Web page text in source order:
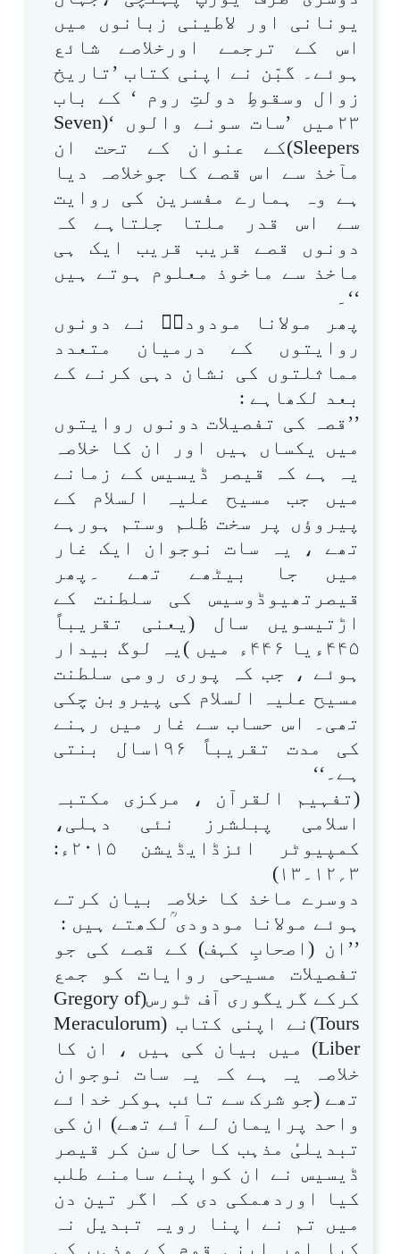
یونانی اور لاطینی زبانوں میں
اس کے ترجمے اورخلاصے شائع
ہوئے۔ گبّن نے اپنی کتاب ’تاریخ
زوال وسقوطِ دولتِ روم ‘ کے باب
۲۳میں ’سات سونے والوں ‘(Seven
Sleepers)کے عنوان کے تحت ان
مآخذ سے اس قصے کا جوخلاصہ دیا
ہے وہ ہمارے مفسرین کی روایت
سے اس قدر ملتا جلتاہے کہ
دونوں قصے قریب قریب ایک ہی
ماخذ سے ماخوذ معلوم ہوتے ہیں
‘‘۔
پھر مولانا مودودیؒ نے دونوں
روایتوں کے درمیان متعدد
مماثلتوں کی نشان دہی کرنے کے
بعد لکھاہے :
’’قصہ کی تفصیلات دونوں روایتوں
میں یکساں ہیں اور ان کا خلاصہ
یہ ہے کہ قیصر ڈیسیس کے زمانے
میں جب مسیح علیہ السلام کے
پیروؤں پر سخت ظلم وستم ہورہے
تھے ، یہ سات نوجوان ایک غار
میں جا بیٹھے تھے ۔پھر
قیصرتھیوڈوسیس کی سلطنت کے
اڑتیسویں سال (یعنی تقریباً
۴۴۵ءیا ۴۴۶ء میں )یہ لوگ بیدار
ہوئے ، جب کہ پوری رومی سلطنت
مسیح علیہ السلام کی پیروبن چکی
تھی۔ اس حساب سے غار میں رہنے
کی مدت تقریباً ۱۹۶سال بنتی
ہے۔‘‘
(تفہیم القرآن ، مرکزی مکتبہ
اسلامی پبلشرز نئی دہلی،
کمپیوٹر ائزڈایڈیشن ۲۰۱۵ء:
۳؍۱۲۔۱۳)
دوسرے ماخذ کا خلاصہ بیان کرتے
ہوئے مولانا مودودی ؒلکھتے ہیں :
’’ان (اصحابِ کہف) کے قصے کی جو
تفصیلات مسیحی روایات کو جمع
کرکے گریگوری آف ٹورس(Gregory of
Tours)نے اپنی کتاب (Meraculorum
Liber) میں بیان کی ہیں ، ان کا
خلاصہ یہ ہے کہ یہ سات نوجوان
تھے (جو شرک سے تائب ہوکر خدائے
واحد پرایمان لے آئے تھے) ان کی
تبدیلیٔ مذہب کا حال سن کر قیصر
ڈیسیس نے ان کواپنے سامنے طلب
کیا اوردھمکی دی کہ اگر تین دن
میں تم نے اپنا رویہ تبدیل نہ
کیا اور اپنی قوم کے مذہب کی